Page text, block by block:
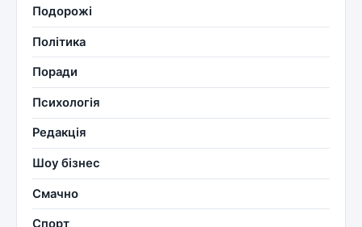
Подорожі
Політика
Поради
Психологія
Редакція
Шоу бізнес
Смачно
Спорт